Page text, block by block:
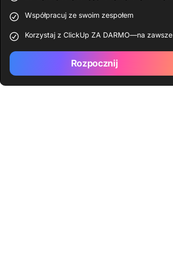
Współpracuj ze swoim zespołem
Korzystaj z ClickUp ZA DARMO—na zawsze
Rozpocznij